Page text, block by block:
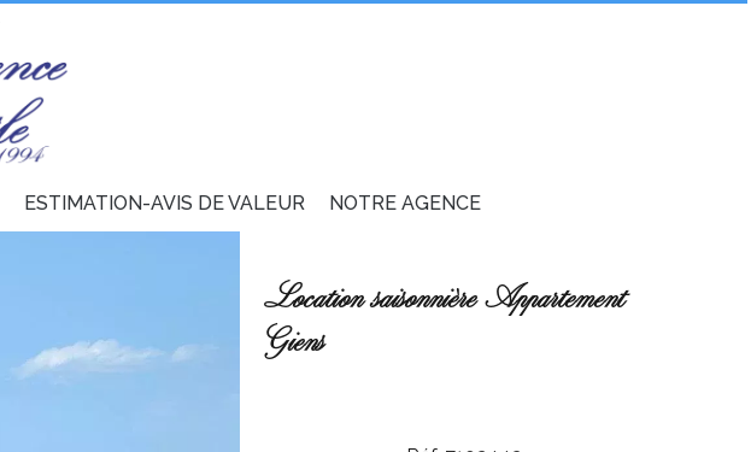
ESTIMATION-AVIS DE VALEUR NOTRE AGENCE
Location saisonnière Appartement
Giens